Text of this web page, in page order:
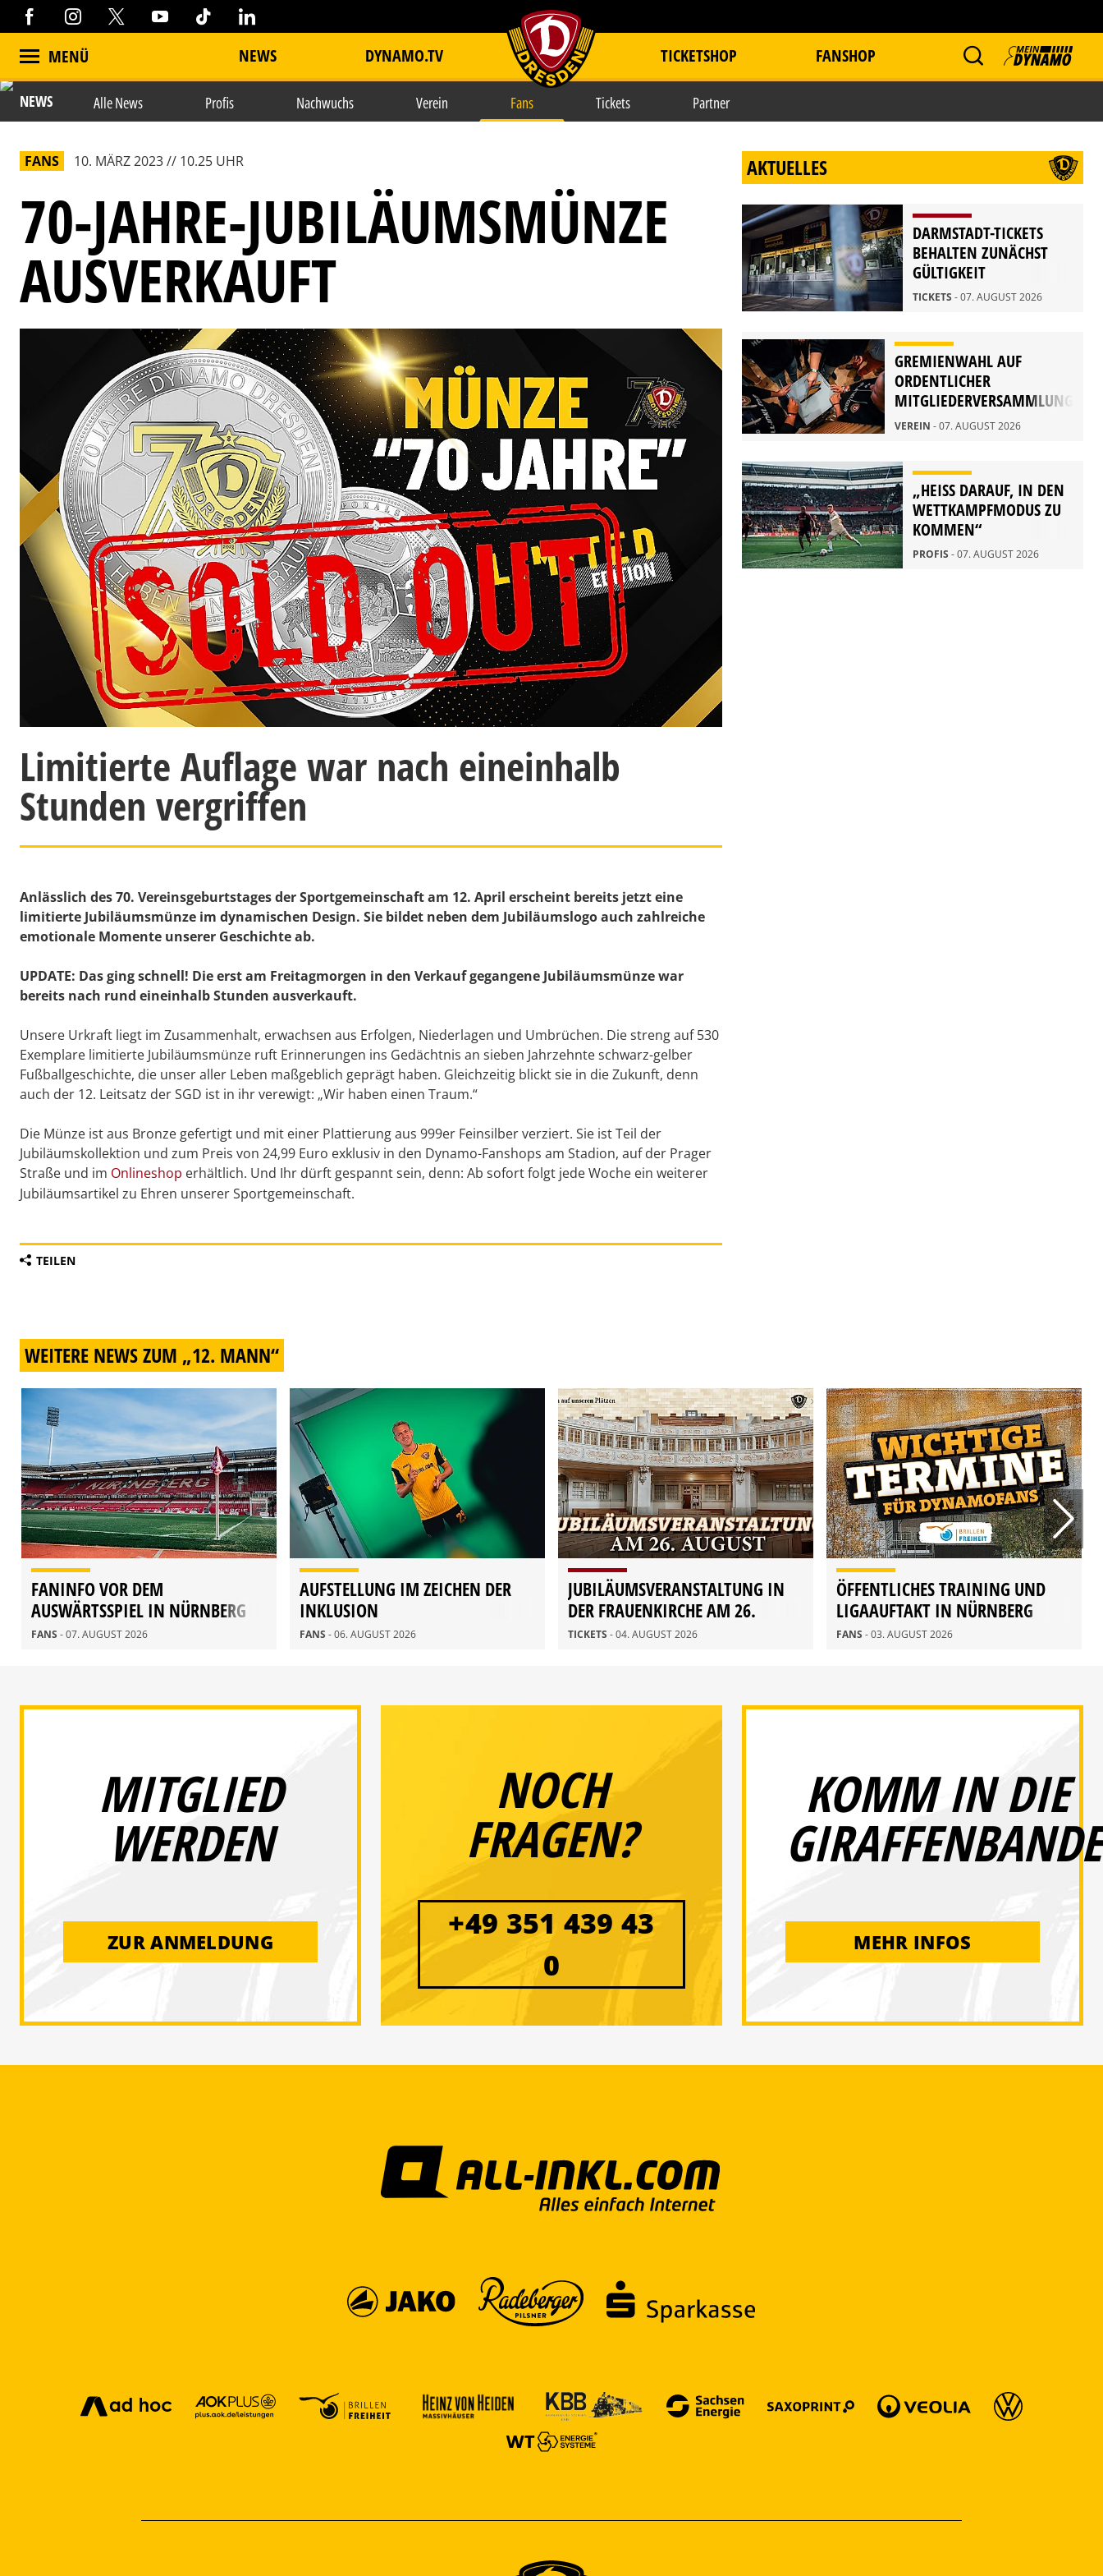
MENÜ NEWS DYNAMO.TV item.title TICKETSHOP FANSHOP
NEWS Alle News Profis Nachwuchs Verein Fans Tickets Partner
FANS 10. MÄRZ 2023 // 10.25 UHR
70-JAHRE-JUBILÄUMSMÜNZE
AUSVERKAUFT
Limitierte Auflage war nach eineinhalb
Stunden vergriffen
Anlässlich des 70. Vereinsgeburtstages der Sportgemeinschaft am 12. April erscheint bereits jetzt eine
limitierte Jubiläumsmünze im dynamischen Design. Sie bildet neben dem Jubiläumslogo auch zahlreiche
emotionale Momente unserer Geschichte ab.
UPDATE: Das ging schnell! Die erst am Freitagmorgen in den Verkauf gegangene Jubiläumsmünze war
bereits nach rund eineinhalb Stunden ausverkauft.
Unsere Urkraft liegt im Zusammenhalt, erwachsen aus Erfolgen, Niederlagen und Umbrüchen. Die streng auf 530
Exemplare limitierte Jubiläumsmünze ruft Erinnerungen ins Gedächtnis an sieben Jahrzehnte schwarz-gelber
Fußballgeschichte, die unser aller Leben maßgeblich geprägt haben. Gleichzeitig blickt sie in die Zukunft, denn
auch der 12. Leitsatz der SGD ist in ihr verewigt: „Wir haben einen Traum.“
Die Münze ist aus Bronze gefertigt und mit einer Plattierung aus 999er Feinsilber verziert. Sie ist Teil der
Jubiläumskollektion und zum Preis von 24,99 Euro exklusiv in den Dynamo-Fanshops am Stadion, auf der Prager
Straße und im Onlineshop erhältlich. Und Ihr dürft gespannt sein, denn: Ab sofort folgt jede Woche ein weiterer
Jubiläumsartikel zu Ehren unserer Sportgemeinschaft.
TEILEN
AKTUELLES
DARMSTADT-TICKETS
BEHALTEN ZUNÄCHST
GÜLTIGKEIT
TICKETS - 07. AUGUST 2026
GREMIENWAHL AUF
ORDENTLICHER
MITGLIEDERVERSAMMLUNG
2026
VEREIN - 07. AUGUST 2026
„HEISS DARAUF, IN DEN W
ETTKAMPFMODUS ZU K
OMMEN“
PROFIS - 07. AUGUST 2026
WEITERE NEWS ZUM „12. MANN“
FANINFO VOR DEM
AUSWÄRTSSPIEL IN NÜRNBERG
FANS - 07. AUGUST 2026
AUFSTELLUNG IM ZEICHEN DER
INKLUSION
FANS - 06. AUGUST 2026
JUBILÄUMSVERANSTALTUNG IN
DER FRAUENKIRCHE AM 26.
AUGUST
TICKETS - 04. AUGUST 2026
ÖFFENTLICHES TRAINING UND
LIGAAUFTAKT IN NÜRNBERG
FANS - 03. AUGUST 2026
MITGLIED
WERDEN
ZUR ANMELDUNG
NOCH
FRAGEN?
+49 351 439 43
0
KOMM IN DIE
GIRAFFENBANDE
MEHR INFOS